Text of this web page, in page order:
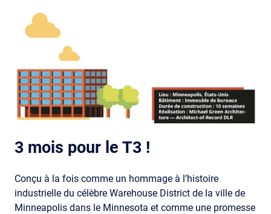
3 mois pour le T3 !
Conçu à la fois comme un hommage à l’histoire
industrielle du célèbre Warehouse District de la ville de
Minneapolis dans le Minnesota et comme une promesse